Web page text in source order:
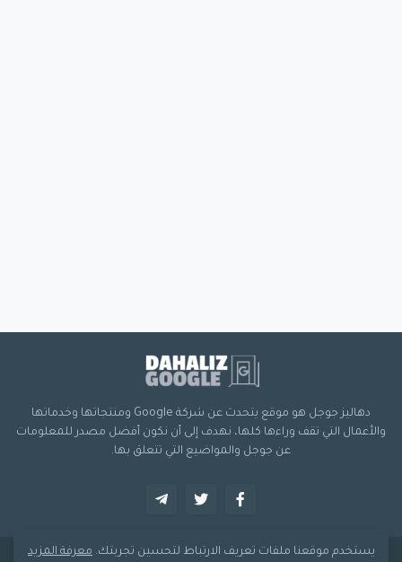
دهاليز جوجل هو موقع يتحدث عن شركة Google ومنتجاتها وخدماتها
والأعمال التي تقف وراءها كلها، نهدف إلى أن نكون أفضل مصدر للمعلومات
عن جوجل والمواضيع التي تتعلق بها.
يستخدم موقعنا ملفات تعريف الارتباط لتحسين تجربتك. معرفة المزيد